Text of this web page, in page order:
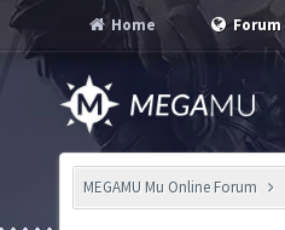
Home Forum
MEGAMU Mu Online Forum